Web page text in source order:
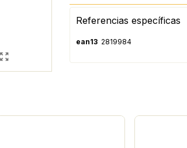
Referencias específicas
ean13 2819984